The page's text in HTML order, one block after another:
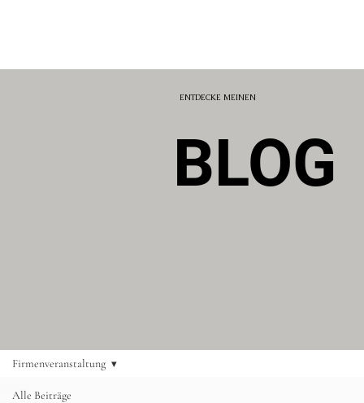
BLOG
ENTDECKE MEINEN
Alle Beiträge
Firmenveranstaltung